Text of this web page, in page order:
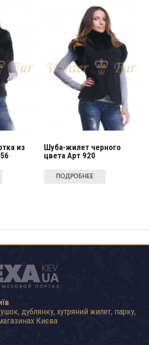
из
Шуба-жилет черного
цвета Арт 920
ПОДРОБНЕЕ
дублянку, хутряний жилет, парку,
Києва